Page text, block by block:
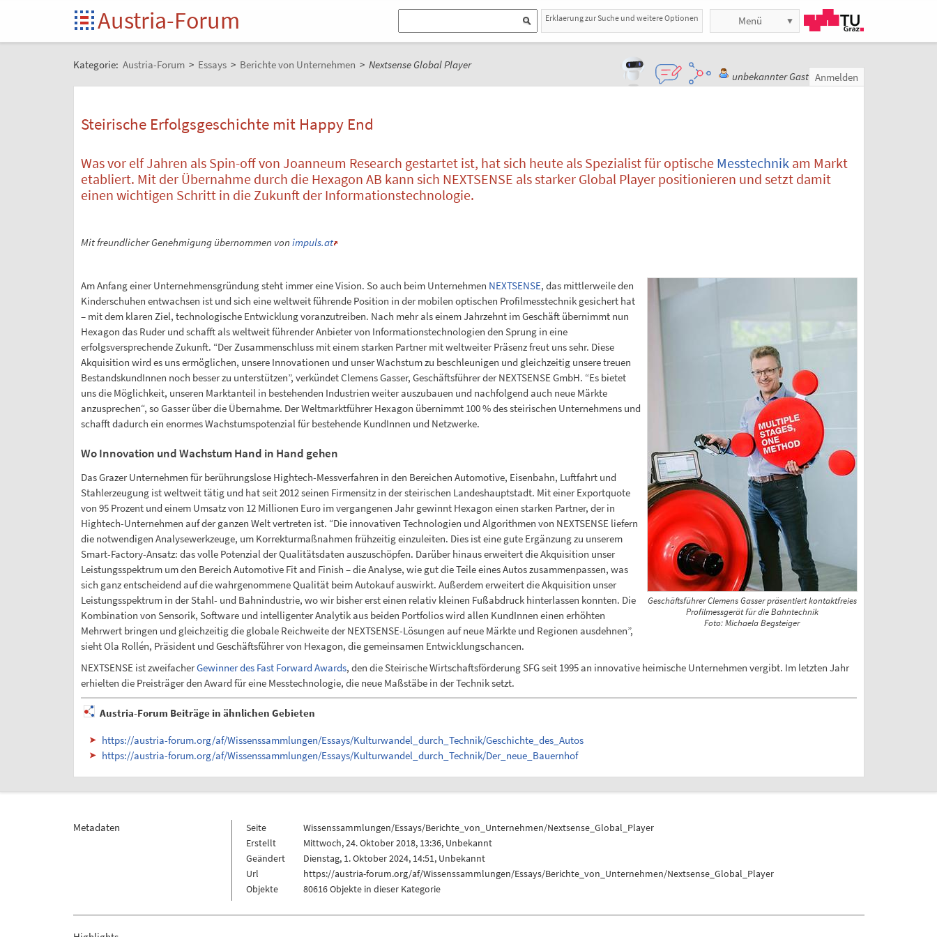
Austria-Forum Erklaerung zur Suche und weitere Optionen Menü
Kategorie: Austria-Forum > Essays > Berichte von Unternehmen > Nextsense Global Player
unbekannter Gast Anmelden
Steirische Erfolgsgeschichte mit Happy End
Was vor elf Jahren als Spin-off von Joanneum Research gestartet ist, hat sich heute als Spezialist für optische Messtechnik am Markt
etabliert. Mit der Übernahme durch die Hexagon AB kann sich NEXTSENSE als starker Global Player positionieren und setzt damit
einen wichtigen Schritt in die Zukunft der Informationstechnologie.
Mit freundlicher Genehmigung übernommen von impuls.at
Geschäftsführer Clemens Gasser präsentiert kontaktfreies
Profilmessgerät für die Bahntechnik
Foto: Michaela Begsteiger
Am Anfang einer Unternehmensgründung steht immer eine Vision. So auch beim Unternehmen NEXTSENSE, das mittlerweile den
Kinderschuhen entwachsen ist und sich eine weltweit führende Position in der mobilen optischen Profilmesstechnik gesichert hat
– mit dem klaren Ziel, technologische Entwicklung voranzutreiben. Nach mehr als einem Jahrzehnt im Geschäft übernimmt nun
Hexagon das Ruder und schafft als weltweit führender Anbieter von Informationstechnologien den Sprung in eine
erfolgsversprechende Zukunft. “Der Zusammenschluss mit einem starken Partner mit weltweiter Präsenz freut uns sehr. Diese
Akquisition wird es uns ermöglichen, unsere Innovationen und unser Wachstum zu beschleunigen und gleichzeitig unsere treuen
BestandskundInnen noch besser zu unterstützen”, verkündet Clemens Gasser, Geschäftsführer der NEXTSENSE GmbH. “Es bietet
uns die Möglichkeit, unseren Marktanteil in bestehenden Industrien weiter auszubauen und nachfolgend auch neue Märkte
anzusprechen“, so Gasser über die Übernahme. Der Weltmarktführer Hexagon übernimmt 100 % des steirischen Unternehmens und
schafft dadurch ein enormes Wachstumspotenzial für bestehende KundInnen und Netzwerke.
Wo Innovation und Wachstum Hand in Hand gehen
Das Grazer Unternehmen für berührungslose Hightech-Messverfahren in den Bereichen Automotive, Eisenbahn, Luftfahrt und
Stahlerzeugung ist weltweit tätig und hat seit 2012 seinen Firmensitz in der steirischen Landeshauptstadt. Mit einer Exportquote
von 95 Prozent und einem Umsatz von 12 Millionen Euro im vergangenen Jahr gewinnt Hexagon einen starken Partner, der in
Hightech-Unternehmen auf der ganzen Welt vertreten ist. “Die innovativen Technologien und Algorithmen von NEXTSENSE liefern
die notwendigen Analysewerkzeuge, um Korrekturmaßnahmen frühzeitig einzuleiten. Dies ist eine gute Ergänzung zu unserem
Smart-Factory-Ansatz: das volle Potenzial der Qualitätsdaten auszuschöpfen. Darüber hinaus erweitert die Akquisition unser
Leistungsspektrum um den Bereich Automotive Fit and Finish – die Analyse, wie gut die Teile eines Autos zusammenpassen, was
sich ganz entscheidend auf die wahrgenommene Qualität beim Autokauf auswirkt. Außerdem erweitert die Akquisition unser
Leistungsspektrum in der Stahl- und Bahnindustrie, wo wir bisher erst einen relativ kleinen Fußabdruck hinterlassen konnten. Die
Kombination von Sensorik, Software und intelligenter Analytik aus beiden Portfolios wird allen KundInnen einen erhöhten
Mehrwert bringen und gleichzeitig die globale Reichweite der NEXTSENSE-Lösungen auf neue Märkte und Regionen ausdehnen”,
sieht Ola Rollén, Präsident und Geschäftsführer von Hexagon, die gemeinsamen Entwicklungschancen.
NEXTSENSE ist zweifacherGewinner des Fast Forward Awards, den die Steirische Wirtschaftsförderung SFG seit 1995 an innovative heimische Unternehmen vergibt. Im letzten Jahr
erhielten die Preisträger den Award für eine Messtechnologie, die neue Maßstäbe in der Technik setzt.
Austria-Forum Beiträge in ähnlichen Gebieten
https://austria-forum.org/af/Wissenssammlungen/Essays/Kulturwandel_durch_Technik/Geschichte_des_Autos
https://austria-forum.org/af/Wissenssammlungen/Essays/Kulturwandel_durch_Technik/Der_neue_Bauernhof
Metadaten Seite
Wissenssammlungen/Essays/Berichte_von_Unternehmen/Nextsense_Global_Player
Erstellt
Mittwoch, 24. Oktober 2018, 13:36, Unbekannt
Geändert
Dienstag, 1. Oktober 2024, 14:51, Unbekannt
Url
https://austria-forum.org/af/Wissenssammlungen/Essays/Berichte_von_Unternehmen/Nextsense_Global_Player
Objekte
80616 Objekte in dieser Kategorie